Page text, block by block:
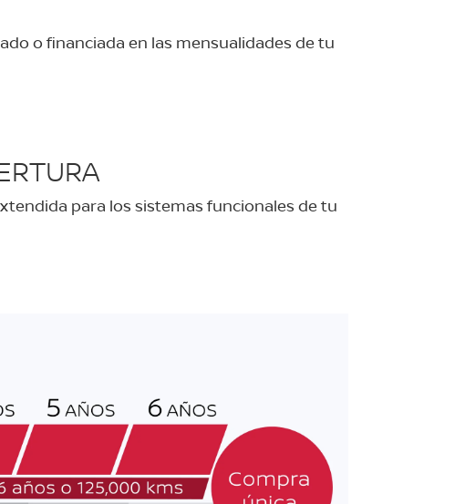
o financiada en las mensualidades de tu
para los sistemas funcionales de tu